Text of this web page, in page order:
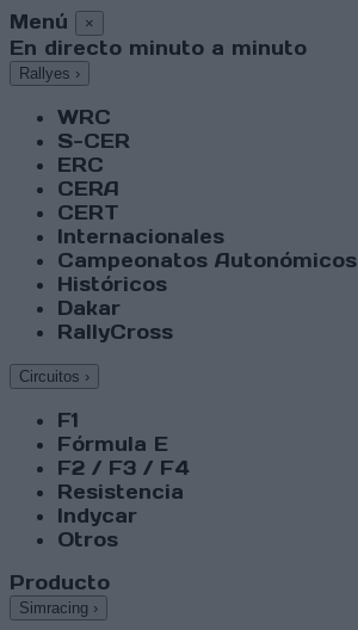
Menú ×
En directo minuto a minuto
Rallyes ›
WRC
S-CER
ERC
CERA
CERT
Internacionales
Campeonatos Autonómicos
Históricos
Dakar
RallyCross
Circuitos ›
F1
Fórmula E
F2 / F3 / F4
Resistencia
Indycar
Otros
Producto
Simracing ›